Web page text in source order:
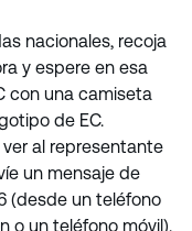
nacionales, recoja
y espere en esa
con una camiseta
de EC.
al representante
un mensaje de
(desde un teléfono
o un teléfono móvil).